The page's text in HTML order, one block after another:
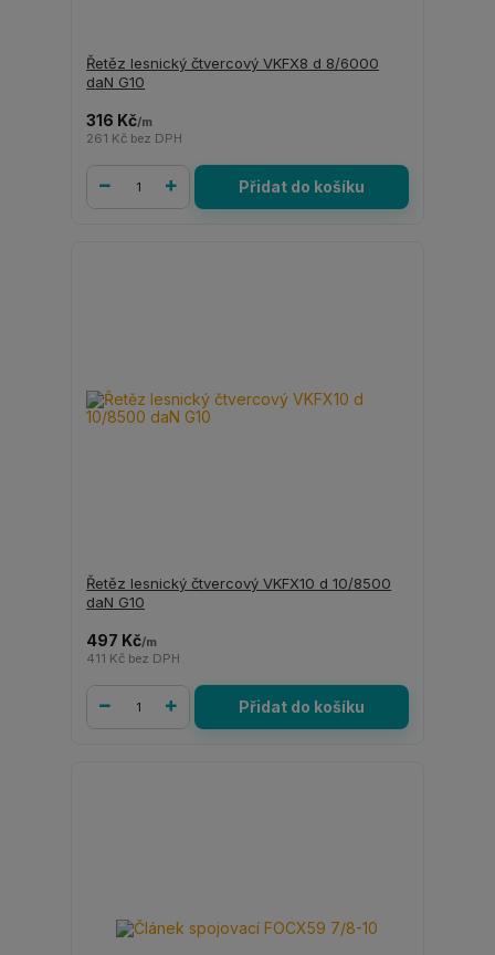
Řetěz lesnický čtvercový VKFX8 d 8/6000
daN G10
316 Kč/m
261 Kč bez DPH
Přidat do košíku
Řetěz lesnický čtvercový VKFX10 d 10/8500
daN G10
497 Kč/m
411 Kč bez DPH
Přidat do košíku